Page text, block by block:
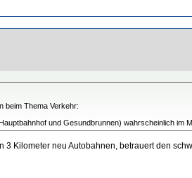
beim Thema Verkehr:
und Gesundbrunnen) wahrscheinlich im
Kilometer neu Autobahnen, betrauert den